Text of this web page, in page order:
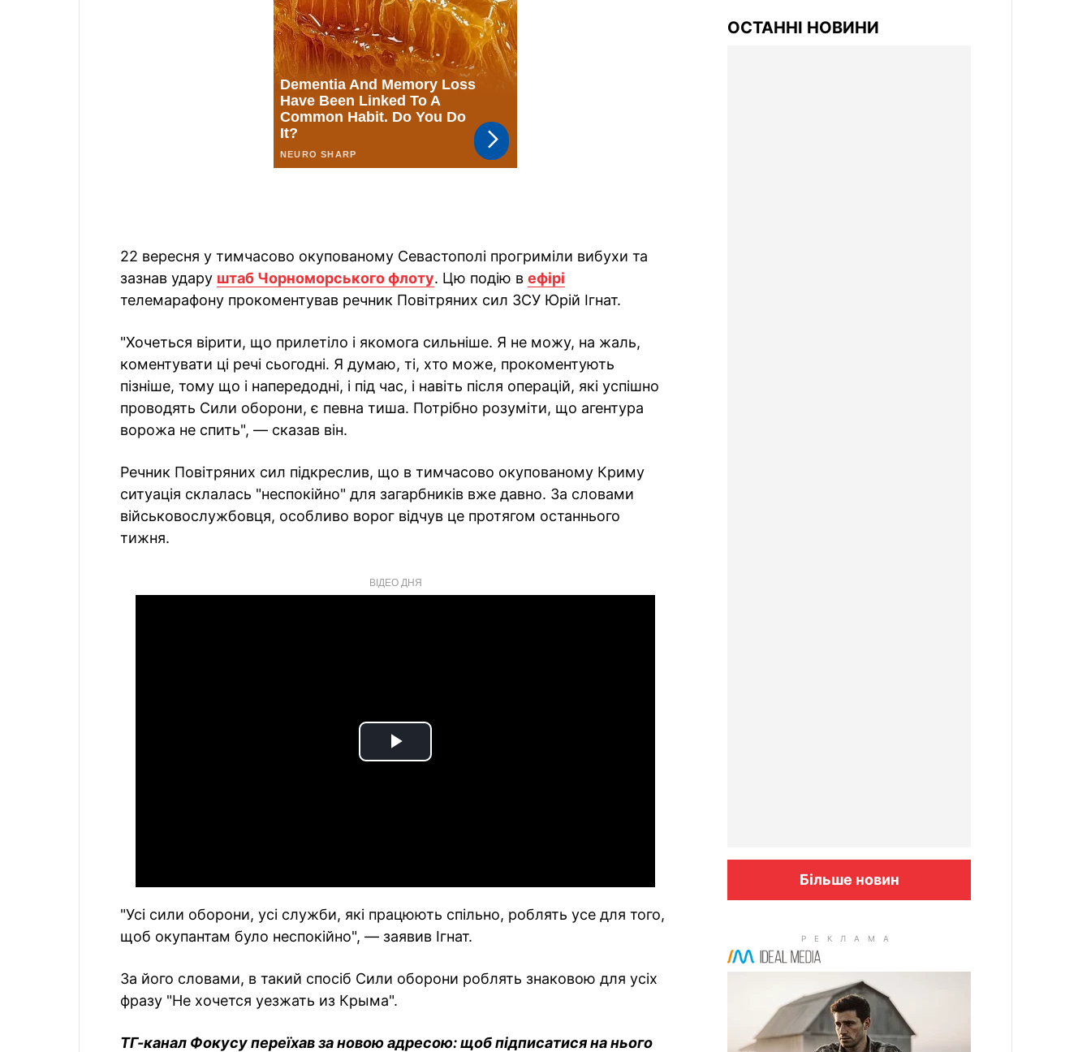
22 вересня у тимчасово окупованому Севастополі прогриміли вибухи та
зазнав удару штаб Чорноморського флоту. Цю подію в ефірі
телемарафону прокоментував речник Повітряних сил ЗСУ Юрій Ігнат.
"Хочеться вірити, що прилетіло і якомога сильніше. Я не можу, на жаль,
коментувати ці речі сьогодні. Я думаю, ті, хто може, прокоментують
пізніше, тому що і напередодні, і під час, і навіть після операцій, які успішно
проводять Сили оборони, є певна тиша. Потрібно розуміти, що агентура
ворожа не спить", — сказав він.
Речник Повітряних сил підкреслив, що в тимчасово окупованому Криму
ситуація склалась "неспокійно" для загарбників вже давно. За словами
військовослужбовця, особливо ворог відчув це протягом останнього
тижня.
ВІДЕО ДНЯ
Play
"Усі сили оборони, усі служби, які працюють спільно, роблять усе для того,
щоб окупантам було неспокійно", — заявив Ігнат.
За його словами, в такий спосіб Сили оборони роблять знаковою для усіх
фразу "Не хочется уезжать из Крыма".
ТГ-канал Фокусу переїхав за новою адресою: щоб підписатися на нього
ОСТАННІ НОВИНИ
Більше новин